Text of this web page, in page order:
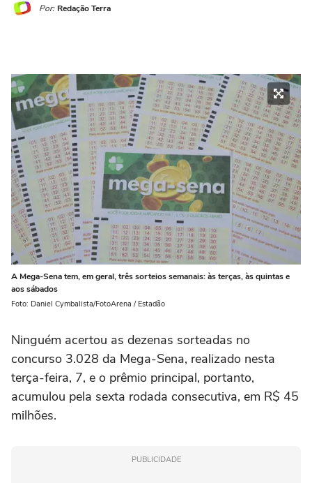
Por: Redação Terra
A Mega-Sena tem, em geral, três sorteios semanais: às terças, às quintas e
aos sábados
Foto: Daniel Cymbalista/FotoArena / Estadão
Ninguém acertou as dezenas sorteadas no
concurso 3.028 da Mega-Sena, realizado nesta
terça-feira, 7, e o prêmio principal, portanto,
acumulou pela sexta rodada consecutiva, em R$ 45
milhões.
PUBLICIDADE